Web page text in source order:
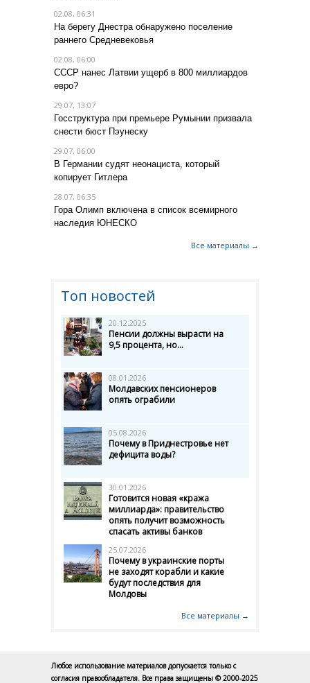
02.08, 06:31
На берегу Днестра обнаружено поселение
раннего Средневековья
02.08, 06:00
СССР нанес Латвии ущерб в 800 миллиардов
евро?
29.07, 13:07
Госструктура при премьере Румынии призвала
снести бюст Пэунеску
29.07, 06:00
В Германии судят неонациста, который
копирует Гитлера
28.07, 06:35
Гора Олимп включена в список всемирного
наследия ЮНЕСКО
Все материалы →
Топ новостей
20.12.2025
Пенсии должны вырасти на
9,5 процента, но...
08.01.2026
Молдавских пенсионеров
опять ограбили
05.08.2026
Почему в Приднестровье нет
дефицита воды?
30.01.2026
Готовится новая «кража
миллиарда»: правительство
опять получит возможность
спасать активы банков
25.07.2026
Почему в украинские порты
не заходят корабли и какие
будут последствия для
Молдовы
Все материалы →
Любое использование материалов допускается только с
согласия правообладателя. Все права защищены © 2000-2025